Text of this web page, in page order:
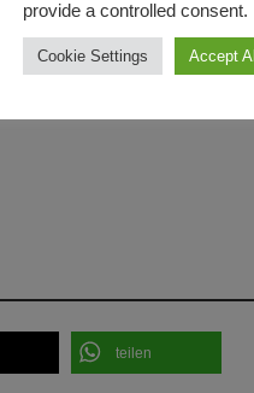
teilen
provide a controlled consent.
Cookie Settings Accept All